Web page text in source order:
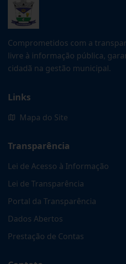
Comprometidos com a
livre à informação pública,
cidadã na gestão municipal.
Links
Mapa do Site
Transparência
Lei de Acesso à Informação
Lei de Transparência
Portal da Transparência
Dados Abertos
Prestação de Contas